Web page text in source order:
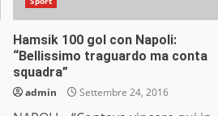
Hamsik 100 gol con Napoli:
“Bellissimo traguardo ma conta
squadra”
admin Settembre 24, 2016